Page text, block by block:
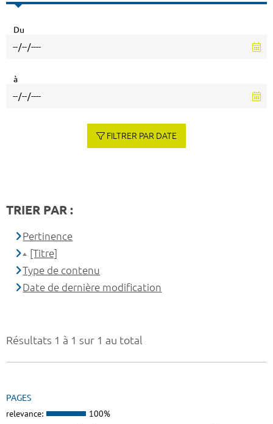
Résultats 1 à 1 sur 1 au total
PAGES
relevance: 100%
Du
à
FILTRER PAR DATE
TRIER PAR :
Pertinence
[Titre]
Type de contenu
Date de dernière modification